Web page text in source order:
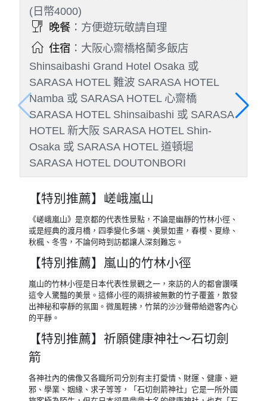
(日幣4000)
晚餐：方便遊玩敬請自理
住宿：大阪心齋橋格蘭多飯店
Shinsaibashi Grand Hotel Osaka 或
SARASA HOTEL 難波 SARASA HOTEL
Namba 或 SARASA HOTEL 心齋橋
SARASA HOTEL Shinsaibashi 或 SARASA
HOTEL 新大阪 SARASA HOTEL Shin-
Osaka 或 SARASA HOTEL 道頓堀
SARASA HOTEL DOUTONBORI
【特別推薦】嵯峨嵐山
《嵯峨嵐山》是京都的代表性景點，不論是幽靜的竹林小徑、
或是經典的渡月橋，四季變化多端、美景如畫，春櫻、夏綠、
秋楓、冬雪，不論何時到訪都讓人深刻難忘。
【特別推薦】嵐山的竹林小徑
嵐山的竹林小徑是日本代表性景觀之一，來訪的人的都會讚嘆
這令人驚豔的美景。這條小徑的兩排被無數的竹子覆蓋，散發
出神秘和寧靜的氛圍。微風輕拂，竹葉的沙沙聲帶給遊客內心
的平靜。
【特別推薦】祈願健康神社～石切劍
箭
各神社內的佛像又各職所司分別有主打愛情、財運、健康、避
邪、學業、姻緣、求子等等，「石切劍箭神社」它是一所外國